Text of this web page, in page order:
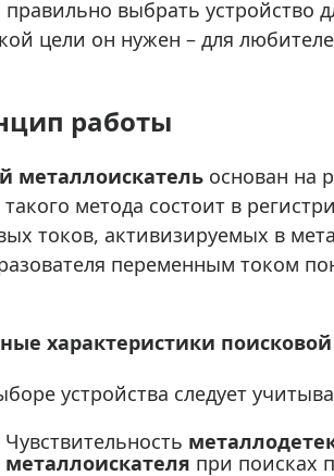
ночного видения
барометры, часы
(Дискавери)
детей Levenhuk LabZZ
видения
выбрать устройство
цели он нужен – для
работы
металлоискатель основан на
метода состоит в
токов, активизируемых в
переменным током
характеристики
устройства следует
Чувствительность
металлоискателя при поисках